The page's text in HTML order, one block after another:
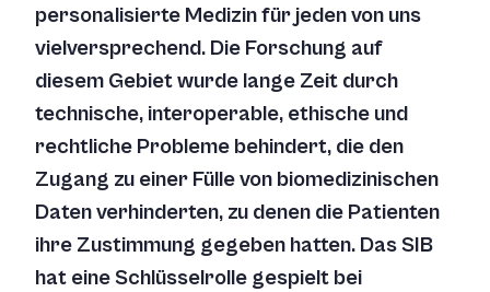
personalisierte Medizin für jeden von uns
vielversprechend. Die Forschung auf
diesem Gebiet wurde lange Zeit durch
technische, interoperable, ethische und
rechtliche Probleme behindert, die den
Zugang zu einer Fülle von biomedizinischen
Daten verhinderten, zu denen die Patienten
ihre Zustimmung gegeben hatten. Das SIB
hat eine Schlüsselrolle gespielt bei